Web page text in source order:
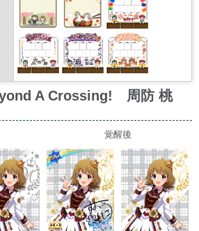
A Crossing! 周防 桃
覚醒後